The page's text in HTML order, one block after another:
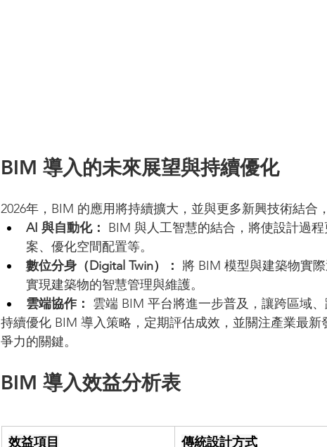
BIM 導入的未來展望與持續優化
2026年，BIM 的應用將持續擴大，並與更多新興技術結合
AI 與自動化： BIM 與人工智慧的結合，將使設計過
案、優化空間配置等。
數位分身（Digital Twin）： 將 BIM 模型與建築物實
實現建築物的智慧管理與維護。
雲端協作： 雲端 BIM 平台將進一步普及，讓跨區域、
持續優化 BIM 導入策略，定期評估成效，並關注產業最
爭力的關鍵。
BIM 導入效益分析表
效益項目 傳統設計方式